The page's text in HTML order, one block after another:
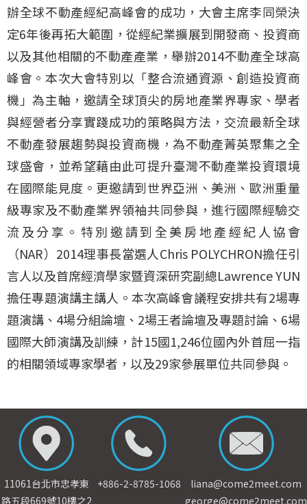
辦全球不動產經紀高峰會的成功，大會主席李同榮決
定6年後再拓大範圍，從經紀業擴展到開發商、投資商
以及其他相關的不動產產業，舉辦2014不動產全球高
峰會。本次大會特別以「整合流通資源、創造投資商
機」為主軸，邀請全球頂尖的房地產業界專家、學者
與經營者分享實踐成功的策略與方法，交流最新全球
不動產發展趨勢與投資商機，為不動產菁英聚集之全
球盛會，並希望藉由此可提升臺灣不動產業投資環境
在國際能見度。更邀請到世界亞洲、美洲、歐洲重量
級專家及不動產業界領袖共同參與，進行國際經驗交
流及分享。特別邀請到全美房地產經紀人協會
（NAR）2014理事長當選人Chris POLYCHRON擔任引
言人以及首席經濟學家暨資深研究副總Lawrence YUN
擔任專題演講主講人。本次高峰會議程安排共有2場專
題演講、4場分組論壇、2場王者論壇及專題討論、6場
國際大師演講及訓練，計15國1,246位國內外首屈一指
的相關領域專家學者，以及29家參展單位共同參與。
11061台北市忠孝東
路五段669號10樓之2
+886-2-8785-1068
liana@come2meet.com
george@come2meet.com